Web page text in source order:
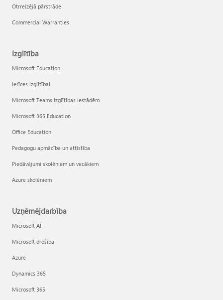
Otrreizējā pārstrāde
Commercial Warranties
Izglītība
Microsoft Education
Ierīces izglītībai
Microsoft Teams izglītības iestādēm
Microsoft 365 Education
Office Education
Pedagogu apmācība un attīstība
Piedāvājumi skolēniem un vecākiem
Azure skolēniem
Uzņēmējdarbība
Microsoft AI
Microsoft drošība
Azure
Dynamics 365
Microsoft 365